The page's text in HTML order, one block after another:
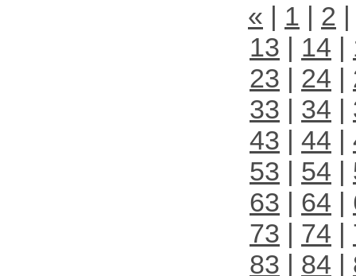
« | 1 | 2
13 | 14 |
23 | 24 |
33 | 34 |
43 | 44 |
53 | 54 |
63 | 64 |
73 | 74 |
83 | 84 |